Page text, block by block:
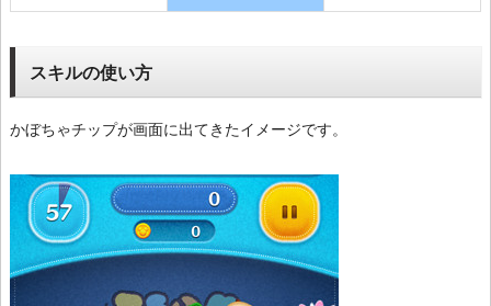
スキルの使い方
かぼちゃチップが画面に出てきたイメージです。